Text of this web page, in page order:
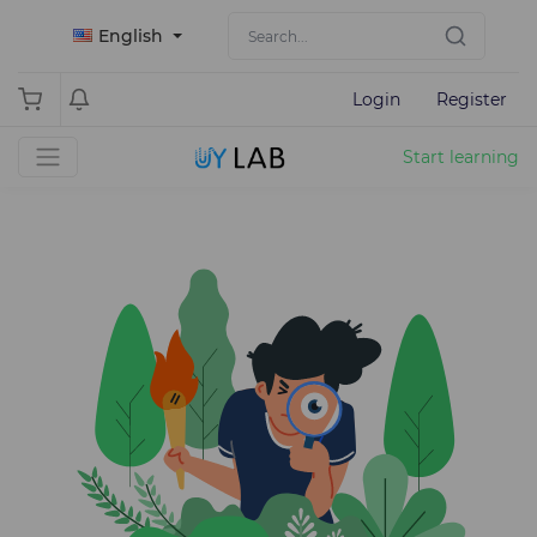
English
Login Register
Start learning